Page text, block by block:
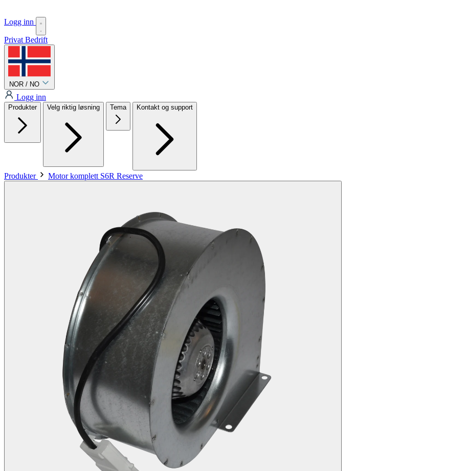
Logg inn
Privat Bedrift
NOR / NO
Logg inn
Produkter Velg riktig løsning Tema Kontakt og support
Produkter Motor komplett S6R Reserve